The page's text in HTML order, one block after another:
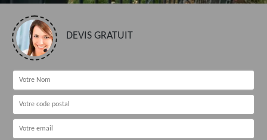
DEVIS GRATUIT